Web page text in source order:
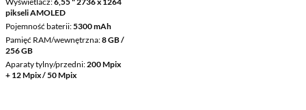
pikseli AMOLED
Pojemność baterii 5300 mAh
Pamięć RAM/wewnętrzna 8 GB /
256 GB
Aparaty tylny/przedni 200 Mpix
+ 12 Mpix / 50 Mpix